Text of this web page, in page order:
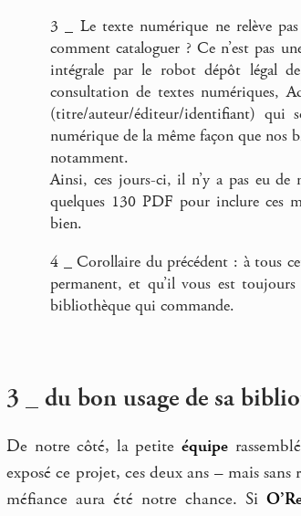
3 _ Le texte numérique ne relève
comment cataloguer ? Ce n’est pas
intégrale par le robot dépôt légal
consultation de textes numériques,
(titre/auteur/éditeur/identifiant) qui
numérique de la même façon que nos
notamment.
Ainsi, ces jours-ci, il n’y a pas eu de
quelques 130 PDF pour inclure ces
bien.
4 _ Corollaire du précédent : à tous
permanent, et qu’il vous est
bibliothèque qui commande.
3 _ du bon usage de sa
De notre côté, la petiteéquipe
exposé ce projet, ces deux ans – mais
méfiance aura été notre chance. Si